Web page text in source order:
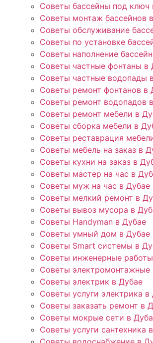
Советы бассейны под ключ
Советы монтаж бассейнов
Советы обслуживание
Советы по установке
Советы наполнение
Советы частные фонтаны в
Советы частные водопады
Советы ремонт фонтанов в
Советы ремонт водопадов
Советы ремонт мебели в
Советы сборка мебели в
Советы реставрация
Советы мебель на заказ в
Советы кухни на заказ в
Советы мастер на час в
Советы муж на час в Дубае
Советы мелкий ремонт в
Советы вывоз мусора в
Советы Handyman в Дубае
Советы умный дом в Дубае
Советы Smart системы в
Советы инженерные
Советы электромонтажные
Советы электрик в Дубае
Советы услуги электрика в
Советы заказать ремонт в
Советы мокрые сети в
Советы услуги сантехника